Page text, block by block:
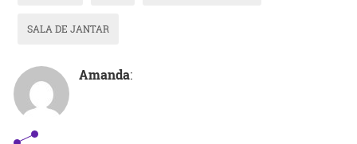
SALA DE JANTAR
Amanda: